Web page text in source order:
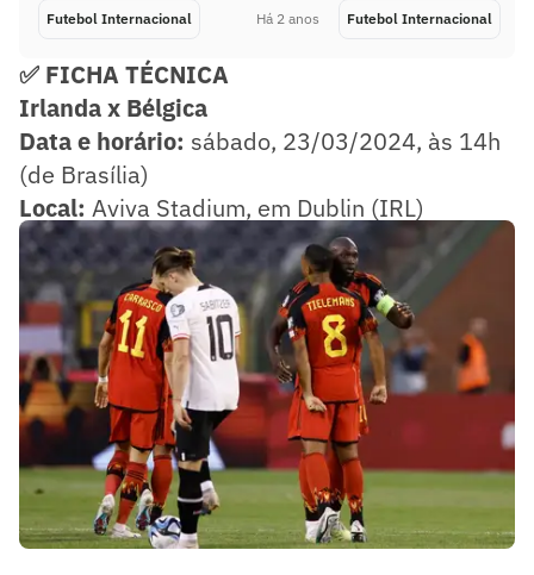
Futebol Internacional Há 2 anos Futebol Internacional
✅ FICHA TÉCNICA
Irlanda x Bélgica
Data e horário: sábado, 23/03/2024, às 14h
(de Brasília)
Local: Aviva Stadium, em Dublin (IRL)
Onde assistir:SporTV